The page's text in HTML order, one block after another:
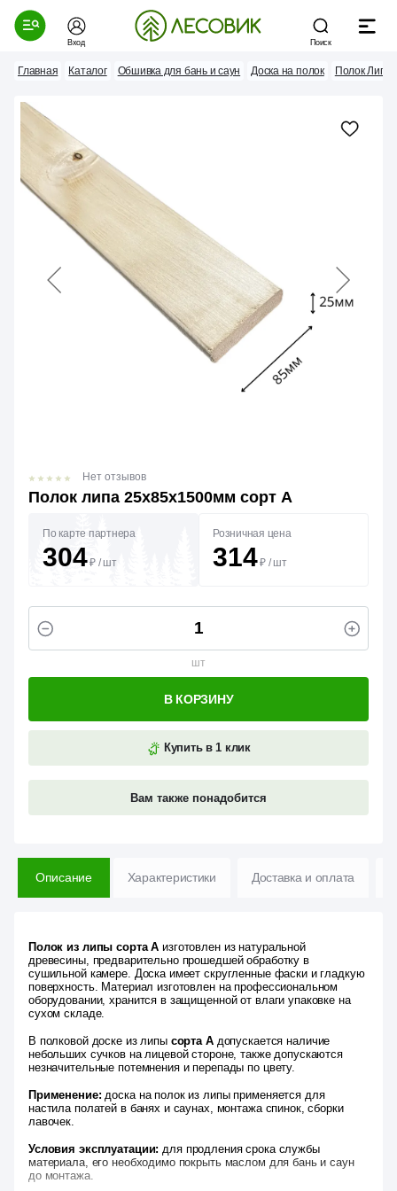
Вход Поиск
Главная Каталог Обшивка для бань и саун Доска на полок Полок Липа
Полок липа 25х85х1500мм сорт А
Нет отзывов
По карте партнера
304₽ / шт
Розничная цена
314₽ / шт
шт
Купить в 1 клик
Вам также понадобится
В КОРЗИНУ
Описание Характеристики Доставка и оплата
Полок из липы сорта Аизготовлен из натуральной
древесины, предварительно прошедшей обработку в
сушильной камере. Доска имеет скругленные фаски и гладкую
поверхность. Материал изготовлен на профессиональном
оборудовании, хранится в защищенной от влаги упаковке на
сухом складе.
В полковой доске из липы сорта Адопускается наличие
небольших сучков на лицевой стороне, также допускаются
незначительные потемнения и перепады по цвету.
Применение: доска на полок из липы применяется для
настила полатей в банях и саунах, монтажа спинок, сборки
лавочек.
Условия эксплуатации: для продления срока службы
материала, его необходимо покрыть маслом для бань и саун
до монтажа.